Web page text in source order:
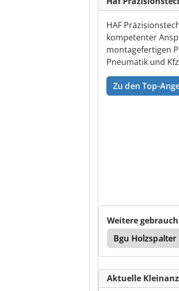
HAF
kompetenter
montagefertigen
Pneumatik und
Zu den Top-
Weitere
Bgu Holzspalter
Aktuelle